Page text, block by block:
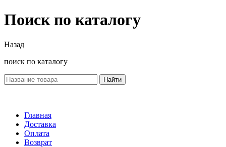
Поиск по каталогу
Назад
поиск по каталогу
Найти
Главная
Доставка
Оплата
Возврат